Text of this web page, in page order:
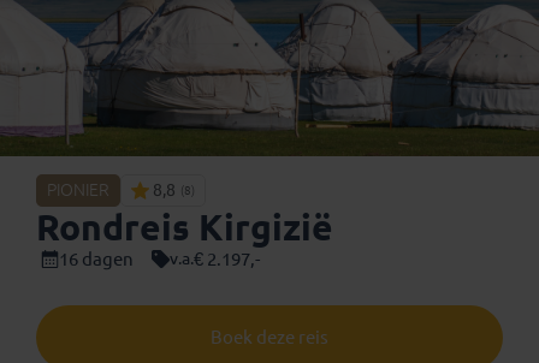
PIONIER 8,8 (8)
Rondreis Kirgizië
16 dagen v.a.€ 2.197,-
Boek deze reis